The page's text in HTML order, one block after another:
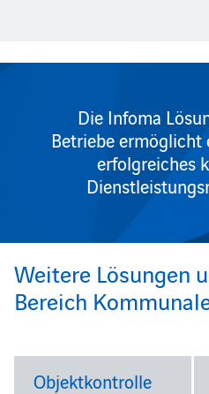
Die Infoma
Betriebe ermöglicht
erfolgreiches
Weitere Lösungen
Bereich
Objektkontrolle